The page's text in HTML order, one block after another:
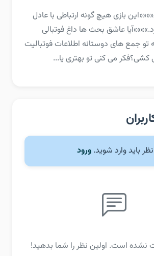
بازی هیچ گونه ارتباطی با عادل
عاشق بحث ها داغ فوتبالی
جمع های دوستانه اطلاعات فوتبالیت
کشی؟‏فکر می کنی تو بهتری یا...
باید وارد شوید. ورود
نشده است. اولین نظر را شما بدهید!